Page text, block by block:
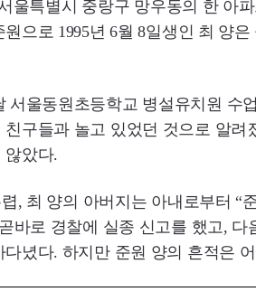
울특별시 중랑구 망우동의 한 아
으로 1995년 6월 8일생인 최 양
서울동원초등학교 병설유치원 수
친구들과 놀고 있었던 것으로 알
않았다.
, 최 양의 아버지는 아내로부터 “
바로 경찰에 실종 신고를 했고,
다녔다. 하지만 준원 양의 흔적은